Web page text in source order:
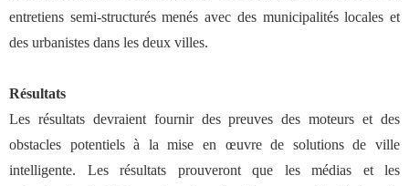
entretiens semi-structurés menés avec des municipalités locales et
des urbanistes dans les deux villes.
Résultats
Les résultats devraient fournir des preuves des moteurs et des
obstacles potentiels à la mise en œuvre de solutions de ville
intelligente. Les résultats prouveront que les médias et les